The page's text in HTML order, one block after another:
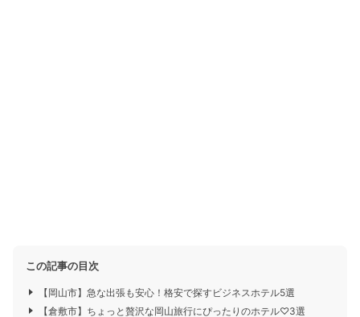
この記事の目次
【岡山市】急な出張も安心！格安で探すビジネスホテル5選
【倉敷市】ちょっと贅沢な岡山旅行にぴったりのホテル♡3選